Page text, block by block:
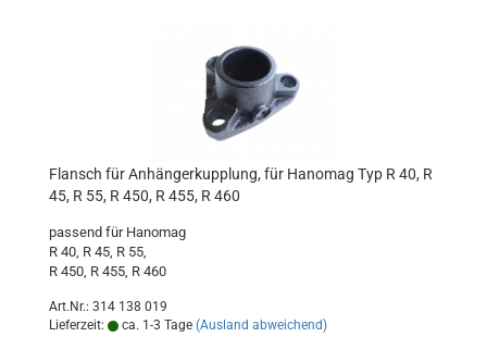
Flansch für Anhängerkupplung, für Hanomag Typ R 40, R
45, R 55, R 450, R 455, R 460
passend für Hanomag
R 40, R 45, R 55,
R 450, R 455, R 460
Art.Nr.: 314 138 019
Lieferzeit:
ca. 1-3 Tage (Ausland abweichend)